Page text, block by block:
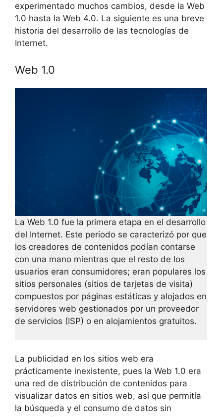
experimentado muchos cambios, desde la Web
1.0 hasta la Web 4.0. La siguiente es una breve
historia del desarrollo de las tecnologías de
Internet.
Web 1.0
La Web 1.0 fue la primera etapa en el desarrollo
del Internet. Este periodo se caracterizó por que
los creadores de contenidos podían contarse
con una mano mientras que el resto de los
usuarios eran consumidores; eran populares los
sitios personales (sitios de tarjetas de visita)
compuestos por páginas estáticas y alojados en
servidores web gestionados por un proveedor
de servicios (ISP) o en alojamientos gratuitos.
La publicidad en los sitios web era
prácticamente inexistente, pues la Web 1.0 era
una red de distribución de contenidos para
visualizar datos en sitios web, así que permitía
la búsqueda y el consumo de datos sin